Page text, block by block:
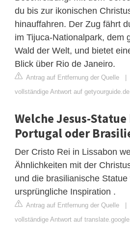
du bis zur ikonischen
hinauffahren. Der Zug fährt
im Tijuca-Nationalpark, dem
Wald der Welt, und bietet
Blick über Rio de Janeiro.
Antrag auf Entfernung der Quelle |
vollständige Antwort auf
Welche Jesus-
Portugal oder
Der Cristo Rei in Lissabon
Ähnlichkeiten mit der
und die brasilianische Statue
ursprüngliche Inspiration .
Antrag auf Entfernung der Quelle |
vollständige Antwort auf